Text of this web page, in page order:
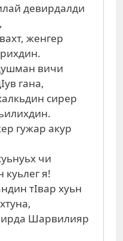
девирдалди
женгер
вичи
гана,
сирер
гужар акур
чи
куьлег я!
тIвар хуьн
Шарвилияр